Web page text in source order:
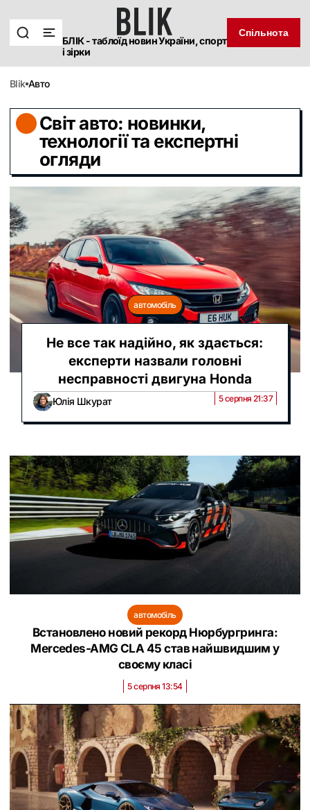
БЛІК - таблоїд новин України, спорт
і зірки
Спільнота
blik Авто
Світ авто: новинки,
технології та експертні
огляди
автомобіль
Не все так надійно, як здається:
експерти назвали головні
несправності двигуна Honda
Юлія Шкурат 5 серпня 21:37
автомобіль
Встановлено новий рекорд Нюрбургринга:
Mercedes-AMG CLA 45 став найшвидшим у
своєму класі
5 серпня 13:54